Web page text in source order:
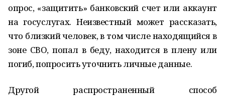
опрос, «защитить» банковский счет или аккаунт
на госуслугах. Неизвестный может рассказать,
что близкий человек, в том числе находящийся в
зоне СВО, попал в беду, находится в плену или
погиб, попросить уточнить личные данные.
Другой распространенный способ